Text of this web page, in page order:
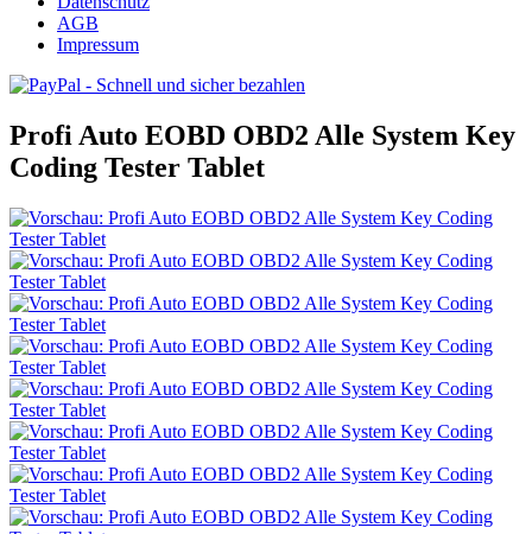
AGB
Impressum
Profi Auto EOBD OBD2 Alle System Key
Coding Tester Tablet